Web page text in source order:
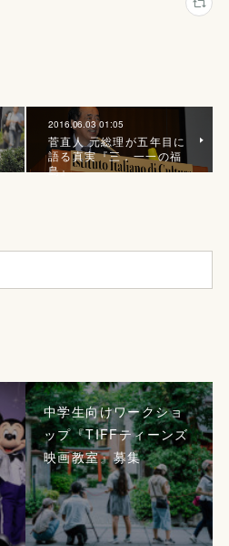
2016.06.03 01:05
菅直人 元総理が五年目に
語る真実『三．一一の福
島』
中学生向けワークショ
ップ『TIFFティーンズ
映画教室』募集